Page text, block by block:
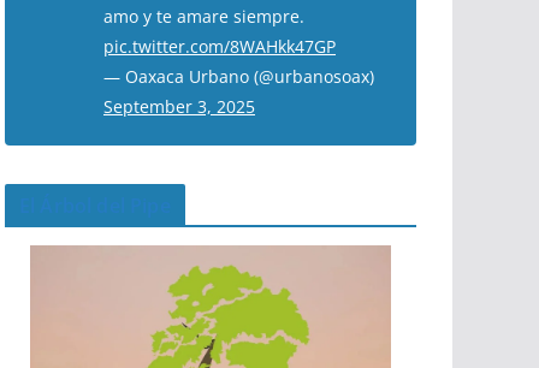
amo y te amare siempre.
pic.twitter.com/8WAHkk47GP
— Oaxaca Urbano (@urbanosoax)
September 3, 2025